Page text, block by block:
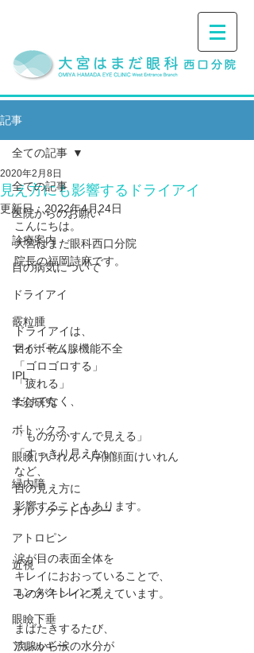
記事
全ての記事
医院からのお願い
診療案内
目の病気について
ドライアイ
霰粒腫
マイボーム腺機能不全
IPL
学会研究
ボトックス
眼瞼けいれん・片側顔面けいれん
緑内障
オルソケラトロジー
アトロピン
近視
コンタクトレンズ
眼瞼下垂
アレルギー
全ての記事
見え方にも影響するドライアイ
2020年2月8日
更新日：2022年4月24日
こんにちは。
大宮はまだ眼科西口分院
院長の福岡詩麻です。
ドライアイは、﻿
目が「乾く」
「ゴロゴロする」
「疲れる」﻿
だけでなく、﻿
「ものがかすんで見える」﻿
「すっきり見えない」﻿
など、﻿
目の見え方に
影響することもあります。﻿
涙が目の表面全体を﻿
キレイにおおっていることで、
ものがキレイに見えています。
まばたきするたび、
涙腺から涙の水分が